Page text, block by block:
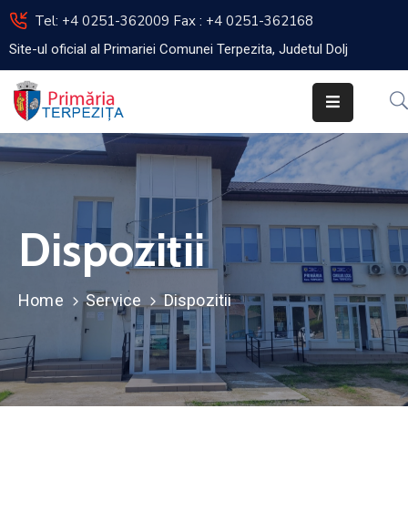
Tel: +4 0251-362009 Fax : +4 0251-362168
Site-ul oficial al Primariei Comunei Terpezita, Judetul Dolj
Acasa
Primar
Viceprimar
Primaria
Si
Consiliul
Local
Dispozitii
Home Service Dispozitii